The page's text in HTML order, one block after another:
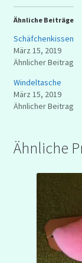
Ähnliche Beiträge
Schäfchenkissen
März 15, 2019
Ähnlicher Beitrag
Windeltasche
März 15, 2019
Ähnlicher Beitrag
Ähnliche